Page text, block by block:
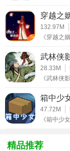
2、超激情打宝
搭配多种属性技
3、经典龙城争霸
闪耀全场，找回
【游戏点评】
一款支持实时
统，玩起来更加
验还有众多的惊
穿越之
132.97M
《穿越之
武林侠
28.33M
《武林侠
箱中少
47.72M
《箱中少
精品推荐